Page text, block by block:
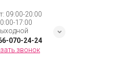
09:00-20:00
17:00
070-24-24
звонок